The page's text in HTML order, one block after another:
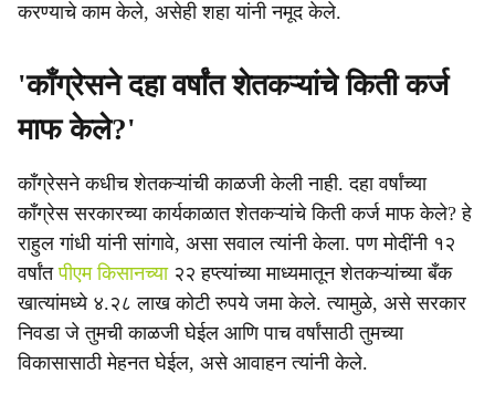
करण्याचे काम केले, असेही शहा यांनी नमूद केले.
'काँग्रेसने दहा वर्षांत शेतकऱ्यांचे किती कर्ज
माफ केले?'
काँग्रेसने कधीच शेतकऱ्यांची काळजी केली नाही. दहा वर्षांच्या
काँग्रेस सरकारच्या कार्यकाळात शेतकऱ्यांचे किती कर्ज माफ केले? हे
राहुल गांधी यांनी सांगावे, असा सवाल त्यांनी केला. पण मोदींनी १२
वर्षांतपीएम किसानच्या२२ हप्त्यांच्या माध्यमातून शेतकऱ्यांच्या बँक
खात्यांमध्ये ४.२८ लाख कोटी रुपये जमा केले. त्यामुळे, असे सरकार
निवडा जे तुमची काळजी घेईल आणि पाच वर्षांसाठी तुमच्या
विकासासाठी मेहनत घेईल, असे आवाहन त्यांनी केले.